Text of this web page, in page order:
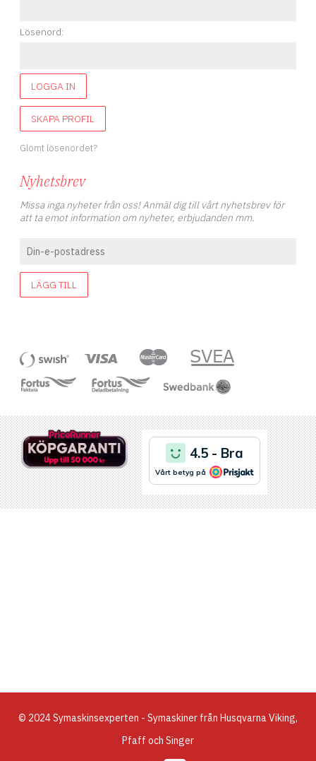
Lösenord:
LOGGA IN
SKAPA PROFIL
Glömt lösenordet?
Nyhetsbrev
Missa inga nyheter från oss! Anmäl dig till vårt nyhetsbrev för
att ta emot information om nyheter, erbjudanden mm.
LÄGG TILL
© 2024 Symaskinsexperten - Symaskiner från Husqvarna Viking,
Pfaff och Singer